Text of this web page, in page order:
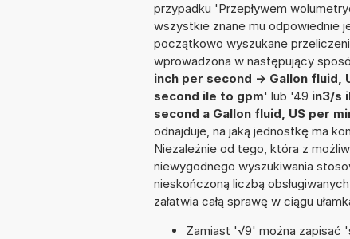
przypadku 'Przepływem
wszystkie znane mu odpowiednie
początkowo wyszukane
wprowadzona w następujący
inch per second -> Gallon fluid,
second ile to gpm' lub '49 in3/s
second a Gallon fluid, US per
odnajduje, na jaką jednostkę ma
Niezależnie od tego, która z
niewygodnego wyszukiwania
nieskończoną liczbą
załatwia całą sprawę w ciągu
Zamiast '√9' można zapisać